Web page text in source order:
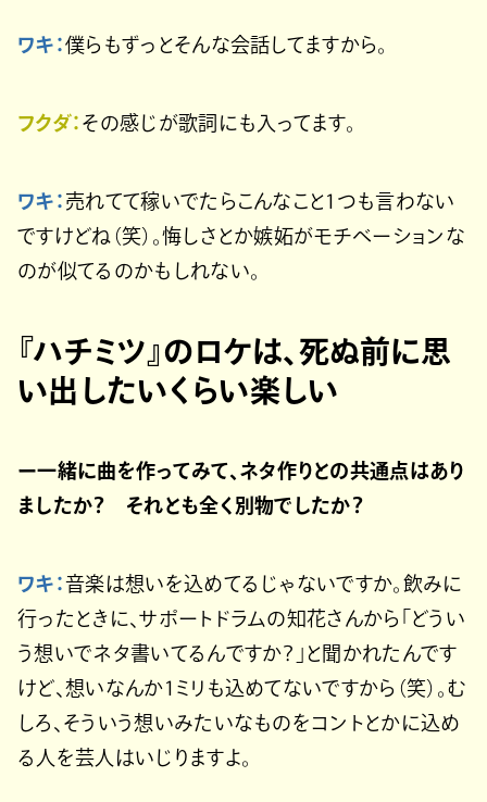
ワキ：僕らもずっとそんな会話してますから。
フクダ： その感じが歌詞にも入ってます。
ワキ： 売れてて稼いでたらこんなこと1つも言わない
ですけどね（笑）。悔しさとか嫉妬がモチベーションな
のが似てるのかもしれない。
『ハチミツ』のロケは、死ぬ前に思
い出したいくらい楽しい
ー一緒に曲を作ってみて、ネタ作りとの共通点はあり
ましたか？ それとも全く別物でしたか？
ワキ：音楽は想いを込めてるじゃないですか。飲みに
行ったときに、サポートドラムの知花さんから「どうい
う想いでネタ書いてるんですか？」と聞かれたんです
けど、想いなんか1ミリも込めてないですから（笑）。む
しろ、そういう想いみたいなものをコントとかに込め
る人を芸人はいじりますよ。